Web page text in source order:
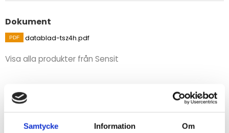
Samtycke Information Om
Dokument
datablad-tsz4h.pdf
Visa alla produkter från Sensit
Beskrivning
temperaturgivare av typ Pt1000.